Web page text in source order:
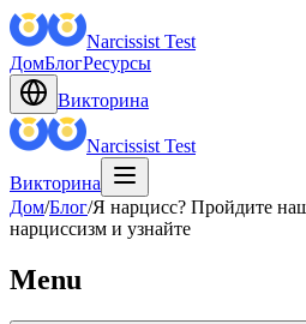
Narcissist Test
ДомБлогРесурсы
Викторина
Narcissist Test
Викторина
Дом/Блог/Я нарцисс? Пройдите
нарциссизм и узнайте
Menu